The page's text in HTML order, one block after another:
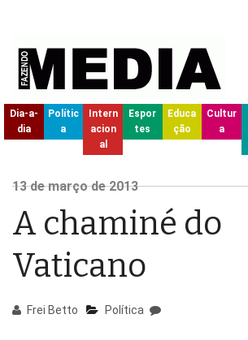
Dia-a-
dia
Polític
a
Intern
acion
al
Espor
tes
Educa
ção
Cultur
a
13de março de2013
A chaminé do
Vaticano
Frei Betto Política